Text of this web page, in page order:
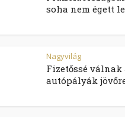
soha nem égett
Nagyvilág
Fizetőssé válnak
autópályák